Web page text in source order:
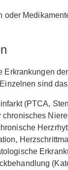
oder
Erkrankungen
sind
(PTCA,
chronisches